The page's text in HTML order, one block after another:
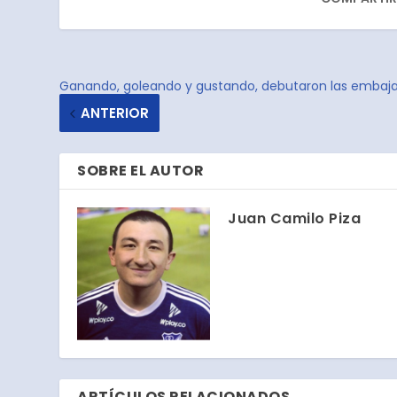
Ganando, goleando y gustando, debutaron las
ANTERIOR
SOBRE EL AUTOR
Juan Camilo Piza